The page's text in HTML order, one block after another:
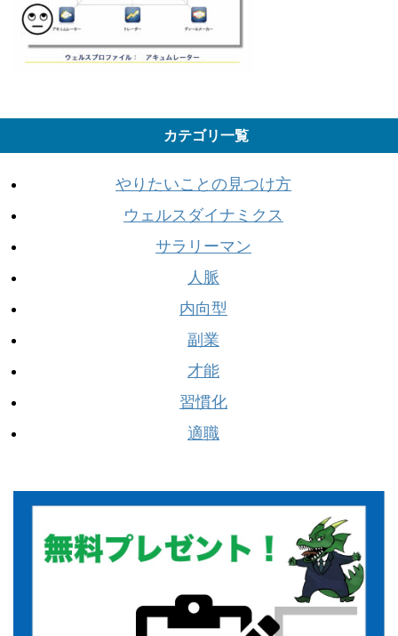
カテゴリ一覧
やりたいことの見つけ方
ウェルスダイナミクス
サラリーマン
人脈
内向型
副業
才能
習慣化
適職